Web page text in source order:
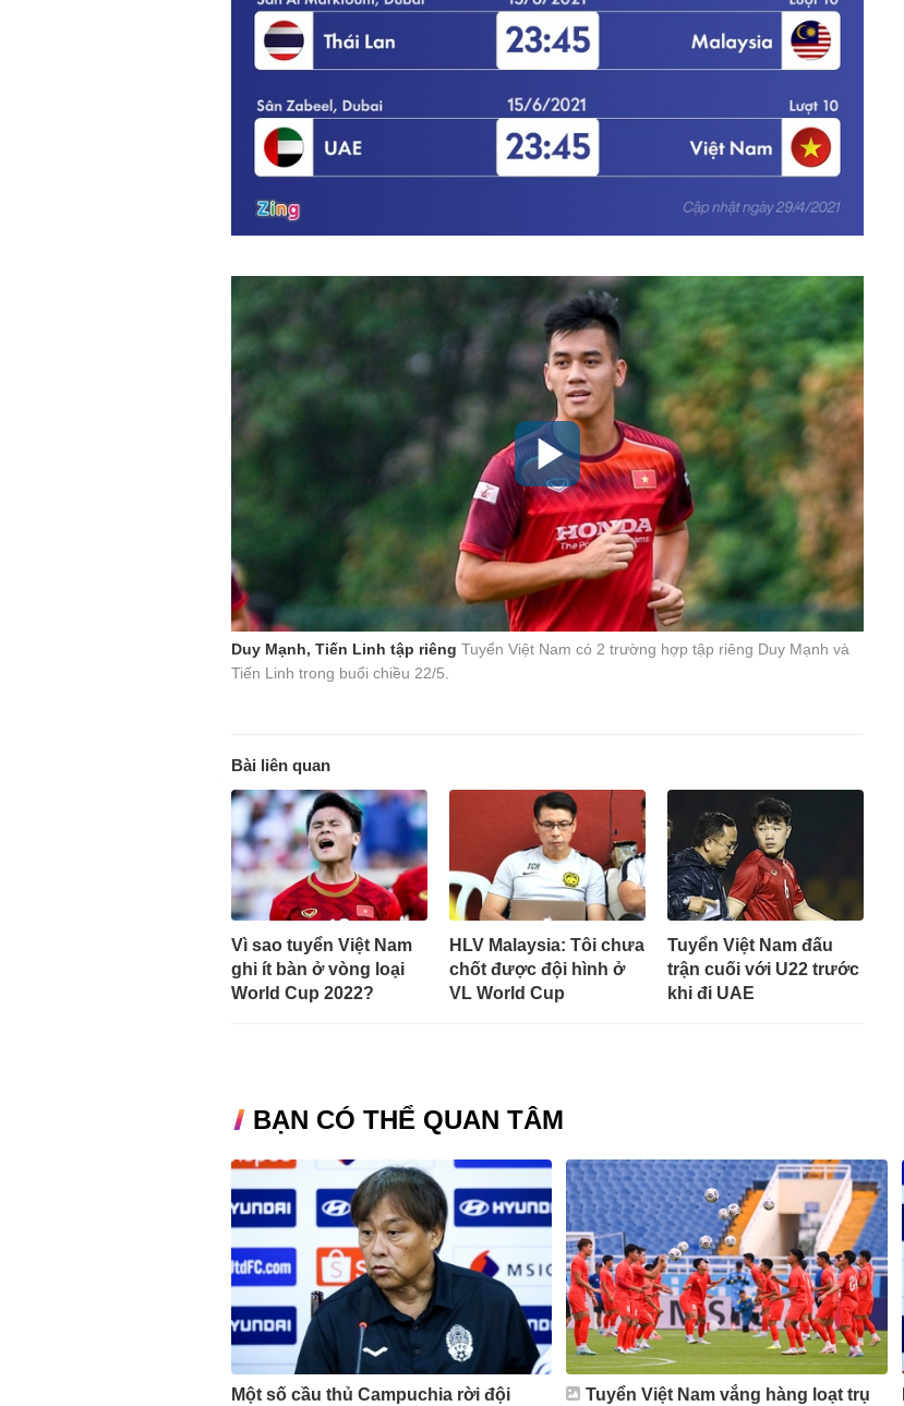
Duy Mạnh, Tiến Linh tập riêng Tuyển Việt Nam có 2 trường hợp tập riêng Duy Mạnh và
Tiến Linh trong buổi chiều 22/5.
Bài liên quan
Vì sao tuyển Việt Nam
ghi ít bàn ở vòng loại
World Cup 2022?
HLV Malaysia: Tôi chưa
chốt được đội hình ở
VL World Cup
Tuyển Việt Nam đấu
trận cuối với U22 trước
khi đi UAE
BẠN CÓ THỂ QUAN TÂM
Một số cầu thủ Campuchia rời đội Tuyển Việt Nam vắng hàng loạt trụ